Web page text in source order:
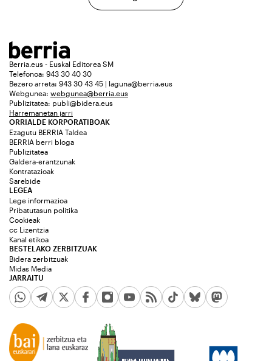
Berria.eus - Euskal Editorea SM
Telefonoa: 943 30 40 30
Bezero arreta: 943 30 43 45 | laguna@berria.eus
Webgunea: webgunea@berria.eus
Publizitatea: publi@bidera.eus
Harremanetan jarri
ORRIALDE KORPORATIBOAK
Ezagutu BERRIA Taldea
BERRIA berri bloga
Publizitatea
Galdera-erantzunak
Kontratazioak
Sarebide
JARRAITU
LEGEA
Lege informazioa
Pribatutasun politika
Cookieak
cc Lizentzia
Kanal etikoa
BESTELAKO ZERBITZUAK
Bidera zerbitzuak
Midas Media